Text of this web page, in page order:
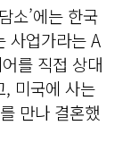
소’에는 한국
사업가라는 A
를 직접 상대
, 미국에 사는
만나 결혼했